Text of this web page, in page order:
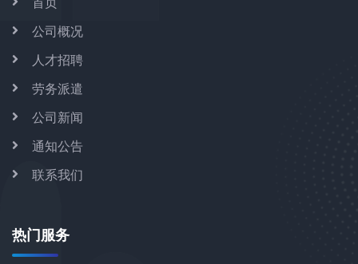
公司概况
人才招聘
劳务派遣
公司新闻
通知公告
联系我们
热门服务